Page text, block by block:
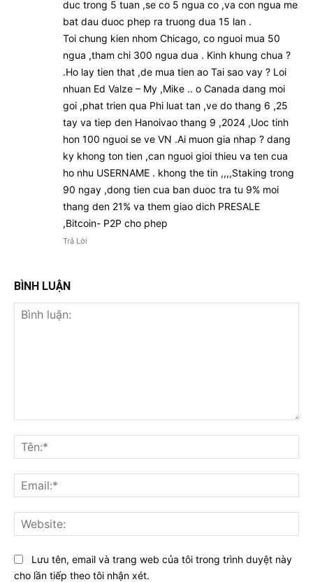
duc trong 5 tuan ,se co 5 ngua co ,va con ngua me
bat dau duoc phep ra truong dua 15 lan .
Toi chung kien nhom Chicago, co nguoi mua 50
ngua ,tham chi 300 ngua dua . Kinh khung chua ?
.Ho lay tien that ,de mua tien ao Tai sao vay ? Loi
nhuan Ed Valze – My ,Mike .. o Canada dang moi
goi ,phat trien qua Phi luat tan ,ve do thang 6 ,25
tay va tiep den Hanoivao thang 9 ,2024 ,Uoc tinh
hon 100 nguoi se ve VN .Ai muon gia nhap ? dang
ky khong ton tien ,can nguoi gioi thieu va ten cua
ho nhu USERNAME . khong the tin ,,,,Staking trong
90 ngay ,dong tien cua ban duoc tra tu 9% moi
thang den 21% va them giao dich PRESALE
,Bitcoin- P2P cho phep
Trả Lời
BÌNH LUẬN
luận:
Lưu tên, email và trang web của tôi trong trình duyệt này
cho lần tiếp theo tôi nhận xét.